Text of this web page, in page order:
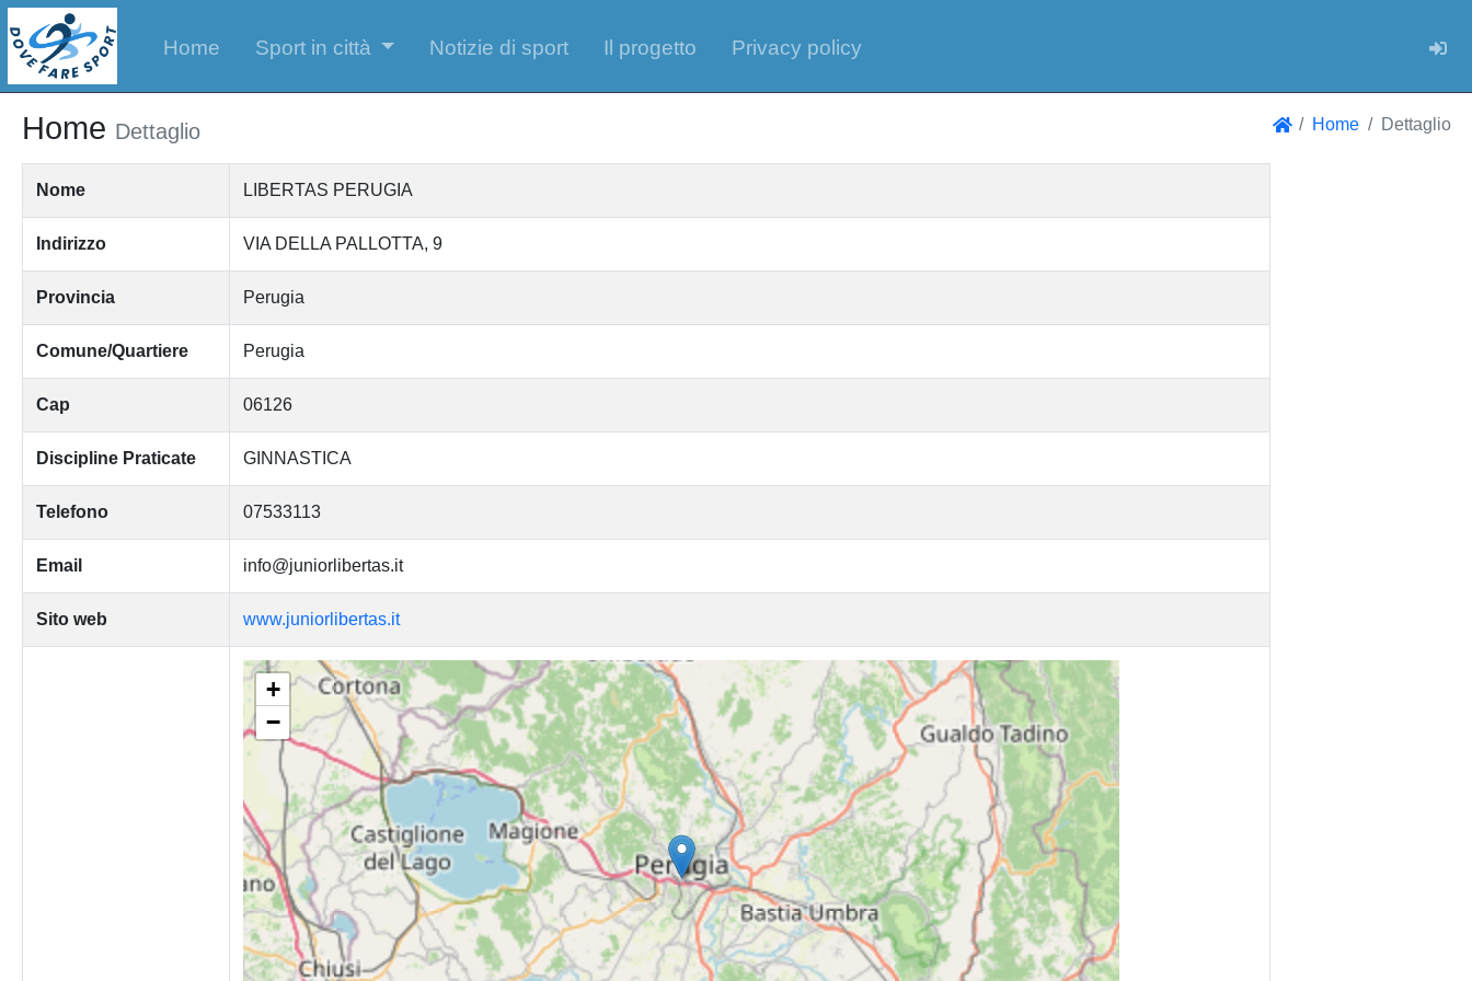
Home Sport in città Notizie di sport Il progetto Privacy policy
Home Dettaglio Home Dettaglio
Nome LIBERTAS PERUGIA
Indirizzo VIA DELLA PALLOTTA, 9
Provincia Perugia
Comune/Quartiere Perugia
Cap 06126
Discipline Praticate GINNASTICA
Telefono 07533113
Email info@juniorlibertas.it
Sito web www.juniorlibertas.it
+
−